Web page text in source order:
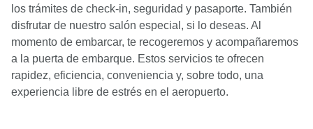
los trámites de check-in, seguridad y pasaporte. También
disfrutar de nuestro salón especial, si lo deseas. Al
momento de embarcar, te recogeremos y acompañaremos
a la puerta de embarque. Estos servicios te ofrecen
rapidez, eficiencia, conveniencia y, sobre todo, una
experiencia libre de estrés en el aeropuerto.